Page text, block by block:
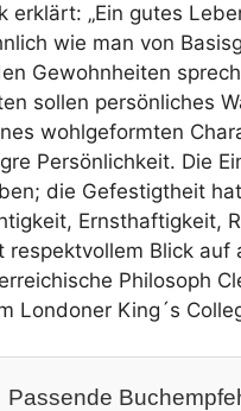
erklärt: „Ein gutes
wie man von
Gewohnheiten
sollen persönliches
wohlgeformten
Persönlichkeit. Die
die Gefestigtheit
Ernsthaftigkeit,
respektvollem Blick
Philosoph
Londoner King´s
Passende